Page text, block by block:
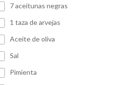
7 aceitunas negras
1 taza de arvejas
Aceite de oliva
Sal
Pimienta